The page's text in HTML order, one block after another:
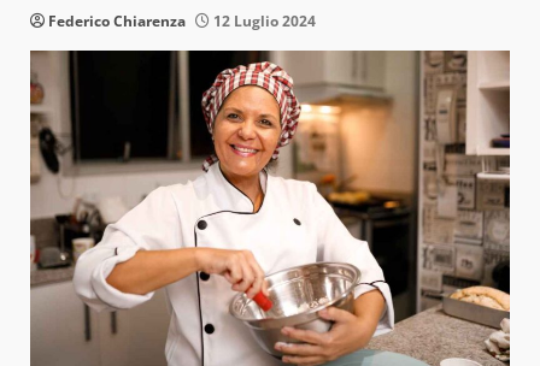
Federico Chiarenza 12 Luglio 2024